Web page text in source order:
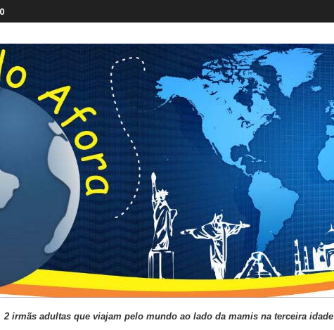
2 irmãs adultas que viajam pelo mundo ao lado da mamis na terceira idade